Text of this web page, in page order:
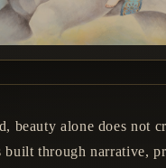
beauty alone does not
built through narrative,